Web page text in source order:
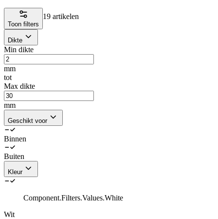
Toon filters
19 artikelen
Dikte
Min dikte
mm
tot
Max dikte
mm
Geschikt voor
Binnen
Buiten
Kleur
Component.Filters.Values.White
Wit